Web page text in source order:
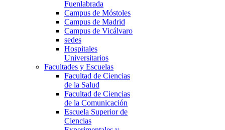
Fuenlabrada
Campus de Móstoles
Campus de Madrid
Campus de Vicálvaro
sedes
Hospitales
Universitarios
Facultades y Escuelas
Facultad de Ciencias
de la Salud
Facultad de Ciencias
de la Comunicación
Escuela Superior de
Ciencias